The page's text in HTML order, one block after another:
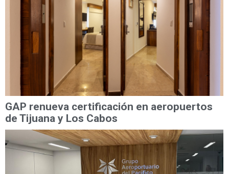
GAP renueva certificación en aeropuertos
de Tijuana y Los Cabos